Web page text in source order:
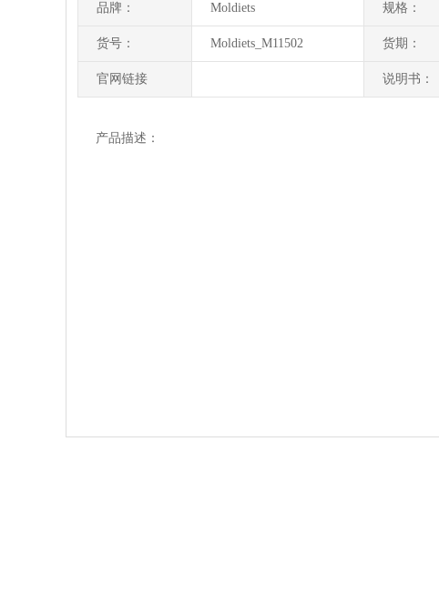
品牌： Moldiets 规格：
货号： Moldiets_M11502 货期：
官网链接 说明书：
产品描述：